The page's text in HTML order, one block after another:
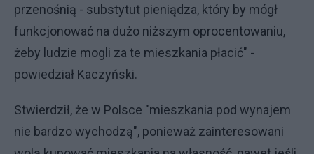
przenośnią - substytut pieniądza, który by mógł
funkcjonować na dużo niższym oprocentowaniu,
żeby ludzie mogli za te mieszkania płacić" -
powiedział Kaczyński.
Stwierdził, że w Polsce "mieszkania pod wynajem
nie bardzo wychodzą", ponieważ zainteresowani